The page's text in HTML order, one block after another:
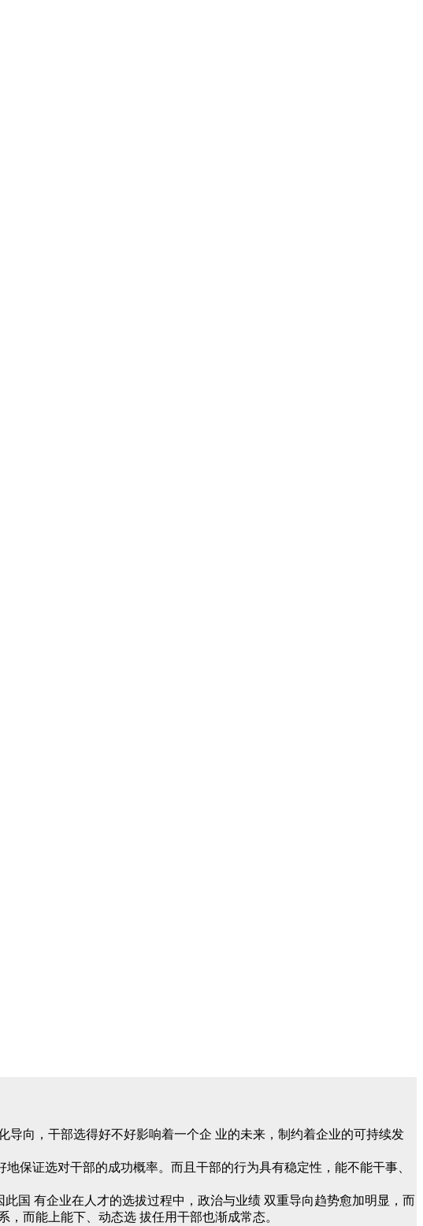
向，干部选得好不好影响着一个企 业的未来，制约着企业的可持续发
保证选对干部的成功概率。而且干部的行为具有稳定性，能不能干事、
国 有企业在人才的选拔过程中，政治与业绩 双重导向趋势愈加明显，而
而能上能下、动态选 拔任用干部也渐成常态。